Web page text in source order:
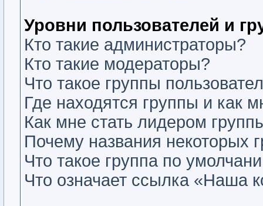
Уровни пользователей и
Кто такие администраторы?
Кто такие модераторы?
Что такое группы
Где находятся группы и как
Как мне стать лидером
Почему названия некоторых
Что такое группа по
Что означает ссылка «Наша